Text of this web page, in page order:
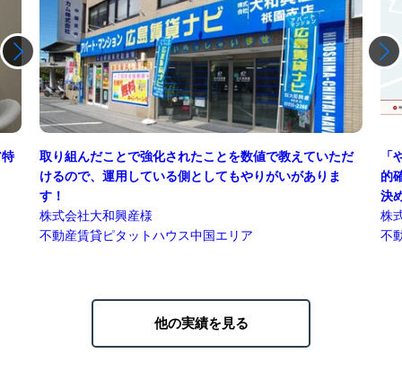
「やりたいこと」や「質問」について
的確にお答えいただけたことやＨＰのデザインの多さが
決め手です。
株式会社ハウスマ様
不動産賃貸関東エリア
ど
て
東
不
他の実績を見る